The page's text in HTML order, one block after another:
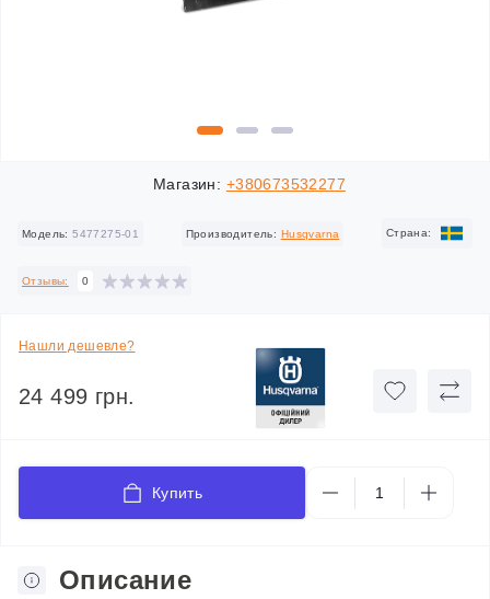
Магазин: +380673532277
Модель: 5477275-01 Производитель: Husqvarna Cтрана:
Отзывы: 0
Нашли дешевле?
24 499 грн.
Купить
Описание